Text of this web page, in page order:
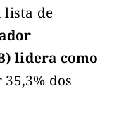
lista de
lidera como
dos